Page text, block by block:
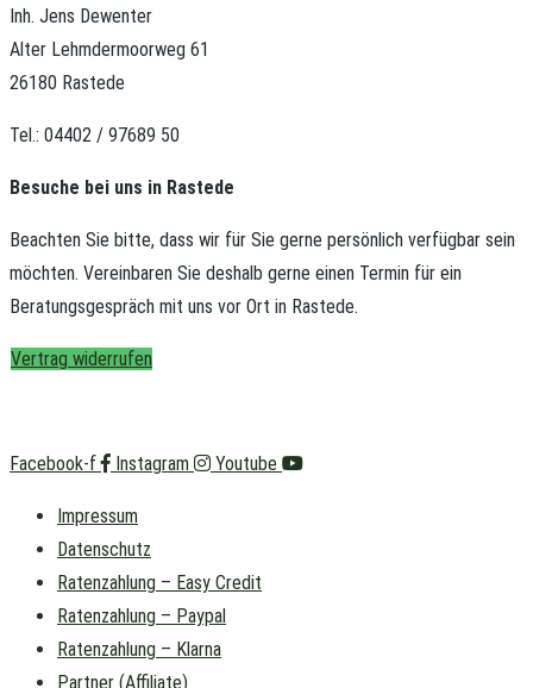
Inh. Jens Dewenter
Alter Lehmdermoorweg 61
26180 Rastede
Tel.: 04402 / 97689 50
Besuche bei uns in Rastede
Beachten Sie bitte, dass wir für Sie gerne persönlich verfügbar sein
möchten. Vereinbaren Sie deshalb gerne einen Termin für ein
Beratungsgespräch mit uns vor Ort in Rastede.
Vertrag widerrufen
Facebook-f Instagram Youtube
Impressum
Datenschutz
Ratenzahlung – Easy Credit
Ratenzahlung – Paypal
Ratenzahlung – Klarna
Partner (Affiliate)